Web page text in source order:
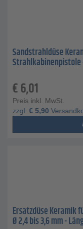
Sandstrahldüse
Strahlkabinenpistole
€6,01
Preis inkl. MwSt.
zzgl. € 5,90
Ersatzdüse Keramik
Ø 2,4 bis 3,6 mm -